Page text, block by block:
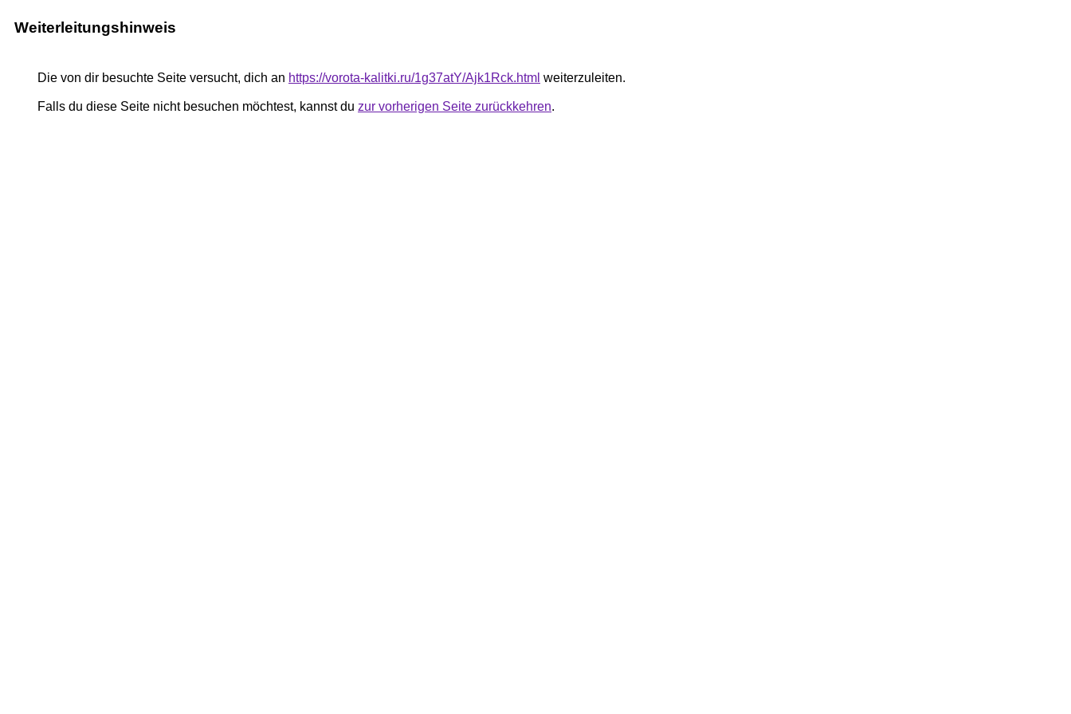
Weiterleitungshinweis
Die von dir besuchte Seite versucht, dich an https://vorota-kalitki.ru/1g37atY/Ajk1Rck.html weiterzuleiten.
Falls du diese Seite nicht besuchen möchtest, kannst du zur vorherigen Seite zurückkehren.